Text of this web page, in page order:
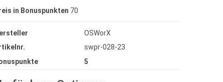
in Bonuspunkten 70
OSWorX
swpr-028-23
5